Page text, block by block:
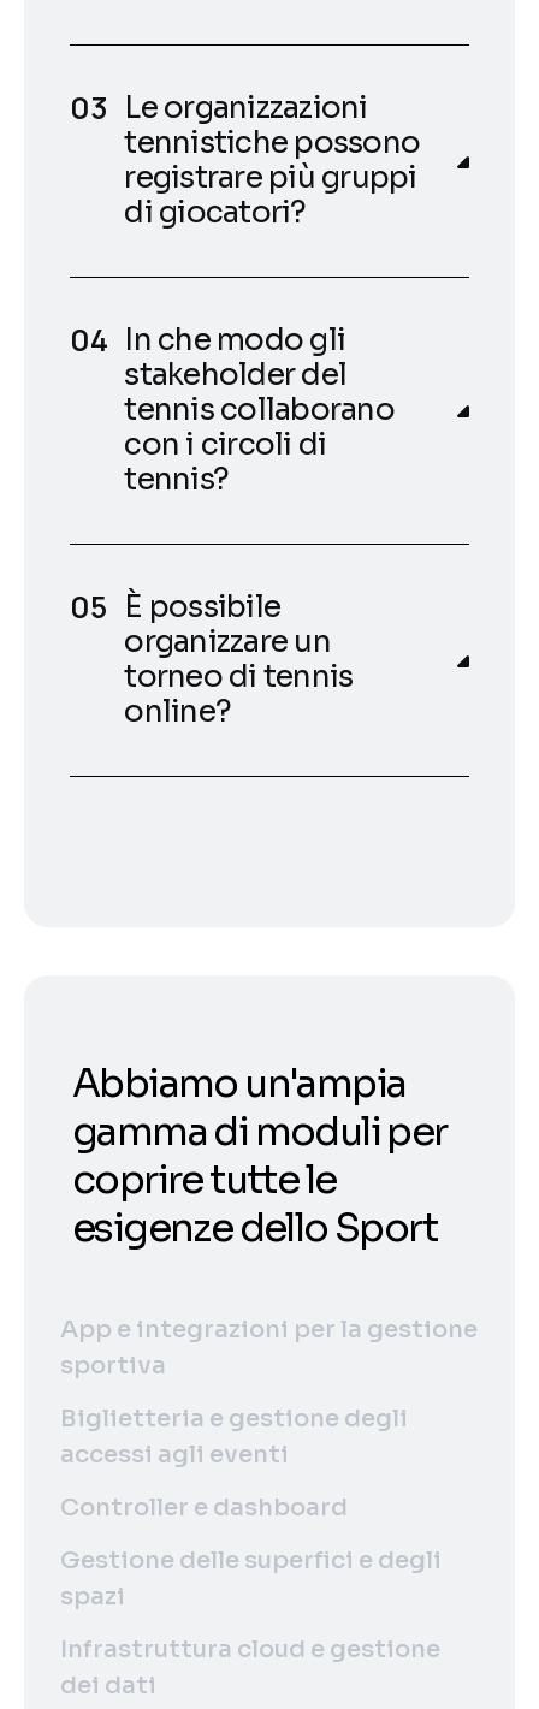
Le organizzazioni
tennistiche possono
registrare più gruppi
di giocatori?
In che modo gli
stakeholder del
tennis collaborano
con i circoli di
tennis?
È possibile
organizzare un
torneo di tennis
online?
Abbiamo un'ampia
gamma di moduli per
coprire tutte le
esigenze dello Sport
App e integrazioni per la gestione
sportiva
Biglietteria e gestione degli
accessi agli eventi
Controller e dashboard
Gestione delle superfici e degli
spazi
Infrastruttura cloud e gestione
dei dati